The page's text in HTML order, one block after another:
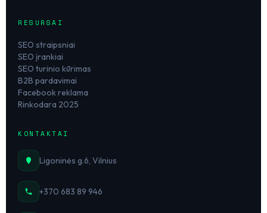
RESURSAI
SEO straipsniai
SEO įrankiai
SEO turinio kūrimas
B2B pardavimai
Facebook reklama
Rinkodara 2025
KONTAKTAI
Ligoninės g.6, Vilnius
+370 683 89 946